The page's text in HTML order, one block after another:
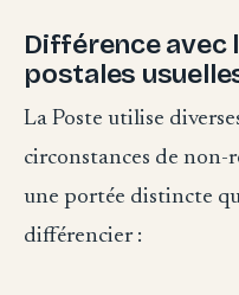
Différence avec
postales
La Poste utilise
circonstances de non-
une portée distincte
différencier :